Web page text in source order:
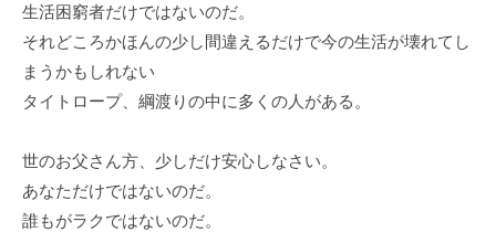
生活困窮者だけではないのだ。
それどころかほんの少し間違えるだけで今の生活が壊れてし
まうかもしれない
タイトロープ、綱渡りの中に多くの人がある。
世のお父さん方、少しだけ安心しなさい。
あなただけではないのだ。
誰もがラクではないのだ。